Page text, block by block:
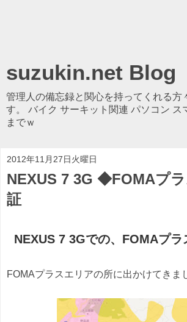
suzukin.net Blog
管理人の備忘録と関心を持ってくれる方
す。 バイク サーキット関連 パソコン ス
までｗ
2012年11月27日火曜日
NEXUS 7 3G ◆FOMAプ
証
NEXUS 7 3Gでの、FOMAプラ
FOMAプラスエリアの所に出かけてきま